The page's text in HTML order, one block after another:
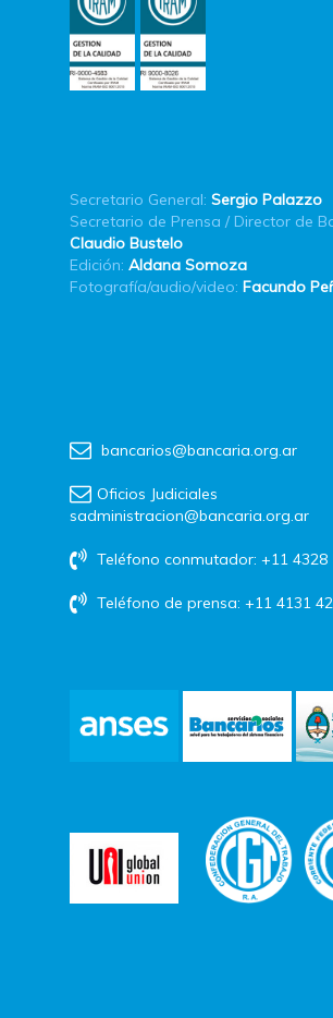
Secretario General: Sergio Palazzo
Secretario de Prensa / Director de
Claudio Bustelo
Edición: Aldana Somoza
Fotografía/audio/video: Facundo
bancarios@bancaria.org.ar
Oficios Judiciales
sadministracion@bancaria.org.ar
Teléfono conmutador: +11 4328
Teléfono de prensa: +11 4131